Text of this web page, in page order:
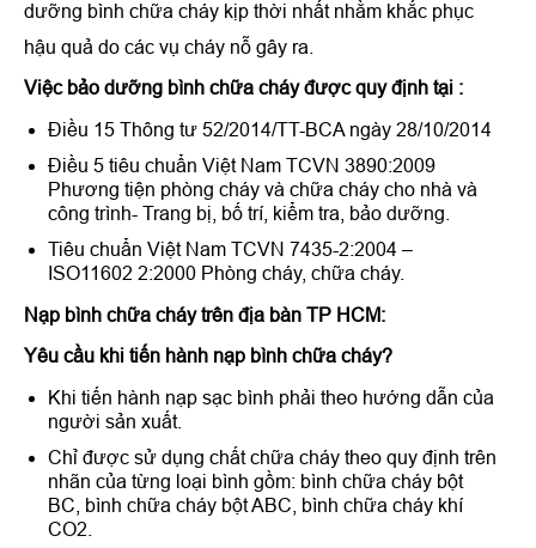
dưỡng bình chữa cháy kịp thời nhất nhằm khắc phục
hậu quả do các vụ cháy nỗ gây ra.
Việc bảo dưỡng bình chữa cháy được quy định tại :
Điều 15 Thông tư 52/2014/TT-BCA ngày 28/10/2014
Điều 5 tiêu chuẩn Việt Nam TCVN 3890:2009
Phương tiện phòng cháy và chữa cháy cho nhà và
công trình- Trang bị, bố trí, kiểm tra, bảo dưỡng.
Tiêu chuẩn Việt Nam TCVN 7435-2:2004 –
ISO11602 2:2000 Phòng cháy, chữa cháy.
Nạp bình chữa cháy trên địa bàn TP HCM:
Yêu cầu khi tiến hành nạp bình chữa cháy?
Khi tiến hành nạp sạc bình phải theo hướng dẫn của
người sản xuất.
Chỉ được sử dụng chất chữa cháy theo quy định trên
nhãn của từng loại bình gồm: bình chữa cháy bột
BC, bình chữa cháy bột ABC, bình chữa cháy khí
CO2.